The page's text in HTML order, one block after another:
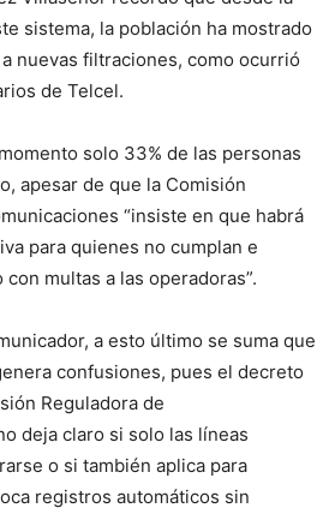
sistema, la población ha mostrado
nuevas filtraciones, como ocurrió
de Telcel.
solo 33% de las personas
apesar de que la Comisión
“insiste en que habrá
para quienes no cumplan e
multas a las operadoras”.
a esto último se suma que
confusiones, pues el decreto
Reguladora de
deja claro si solo las líneas
o si también aplica para
registros automáticos sin